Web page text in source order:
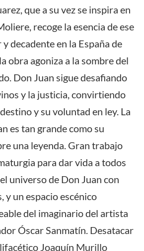
que a su vez se inspira en
recoge la esencia de ese
decadente en la España de
obra agoniza a la sombre del
Don Juan sigue desafiando
y la justicia, convirtiendo
y su voluntad en ley. La
es tan grande como su
una leyenda. Gran trabajo
para dar vida a todos
universo de Don Juan con
y un espacio escénico
del imaginario del artista
Óscar Sanmatín. Desatacar
Joaquín Murillo